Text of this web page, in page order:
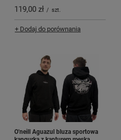
119,00 zł / szt.
+ Dodaj do porównania
O'neill Aguazul bluza sportowa